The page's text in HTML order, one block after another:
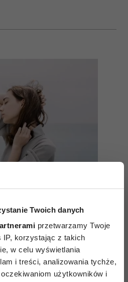
Twoich danych
przetwarzamy Twoje
IP, korzystając z takich
w celu wyświetlania
i treści, analizowania tychże,
użytkowników i
kołowrotku.
dorośli są
Ekspert